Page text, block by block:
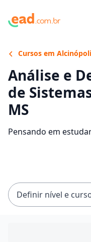
Cursos em
Análise e
de
MS
Pensando em
Definir nível e